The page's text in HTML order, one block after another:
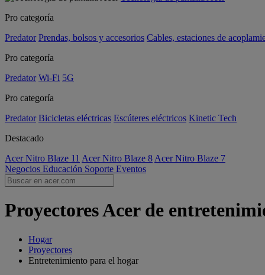
Pro categoría
Predator Prendas, bolsos y accesorios Cables, estaciones de
Pro categoría
Predator Wi-Fi 5G
Pro categoría
Predator Bicicletas eléctricas Escúteres eléctricos Kinetic Tech
Destacado
Acer Nitro Blaze 11 Acer Nitro Blaze 8 Acer Nitro Blaze 7
Negocios Educación Soporte Eventos
Proyectores Acer de
Hogar
Proyectores
Entretenimiento para el hogar